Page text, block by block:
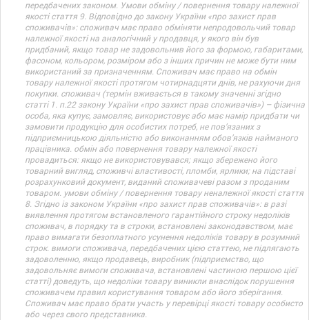
передбачених законом. Умови обміну / повернення товару належної
якості стаття 9. Відповідно до закону України «про захист прав
споживачів»: споживач має право обміняти непродовольчий товар
належної якості на аналогічний у продавця, у якого він був
придбаний, якщо товар не задовольнив його за формою, габаритами,
фасоном, кольором, розміром або з інших причин не може бути ним
використаний за призначенням. Споживач має право на обмін
товару належної якості протягом чотирнадцяти днів, не рахуючи дня
покупки. споживач (термін вживається в такому значенні згідно
статті 1. п.22 закону України «про захист прав споживачів») – фізична
особа, яка купує, замовляє, використовує або має намір придбати чи
замовити продукцію для особистих потреб, не пов’язаних з
підприємницькою діяльністю або виконанням обов’язків найманого
працівника. обмін або повернення товару належної якості
провадиться: якщо не використовувався; якщо збережено його
товарний вигляд, споживчі властивості, пломби, ярлики; на підставі
розрахунковий документ, виданий споживачеві разом з проданим
товаром. умови обміну / повернення товару неналежної якості стаття
8. Згідно із законом України «про захист прав споживачів»: в разі
виявлення протягом встановленого гарантійного строку недоліків
споживач, в порядку та в строки, встановлені законодавством, має
право вимагати безоплатного усунення недоліків товару в розумний
строк. вимоги споживача, передбачених цією статтею, не підлягають
задоволенню, якщо продавець, виробник (підприємство, що
задовольняє вимоги споживача, встановлені частиною першою цієї
статті) доведуть, що недоліки товару виникли внаслідок порушення
споживачем правил користування товаром або його зберігання.
Споживач має право брати участь у перевірці якості товару особисто
або через свого представника.